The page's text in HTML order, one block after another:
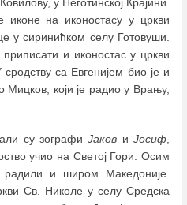
иконе на иконостасу у цркви
у сиринићком селу Готовуши.
и иконостас у цркви
са Евгенијем био је и
Мицков, који је радио у Врању,
су зографиЈаков и Јосиф
учио на Светој Гори. Осим
и широм Македоније.
Св. Николе у селу Средска